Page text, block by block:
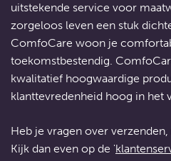
uitstekende service voor
zorgeloos leven een stuk
ComfoCare woon je
toekomstbestendig.
kwalitatief hoogwaardige
klanttevredenheid hoog in het
Heb je vragen over
Kijk dan even op de '